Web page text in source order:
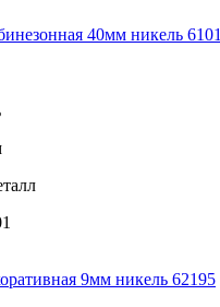
40мм никель 6101
9мм никель 62195